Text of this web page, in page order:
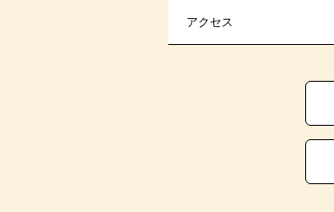
アクセス